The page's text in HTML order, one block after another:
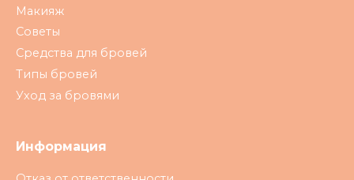
Макияж
Советы
Средства для бровей
Типы бровей
Уход за бровями
Информация